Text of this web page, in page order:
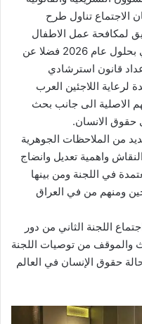
الاجتماع تناول طرح
لمكافحة عمل الاطفال
وخاصة اسوء اشكاله في العالم العربي بحلول عام 2026 فضلا عن
قانون استرشادي
لرعاية اللاجئين العرب
الاصلية الى جانب بحث
حقوق الانسان.
من الملاحظات الجوهرية
واهمية تعديل وانضاج
في اللجنة ومن بينها
ومنهم من في العراق
اللجنة الثاني من دور
والموقف من توصيات اللجنة
حقوق الإنسان في العالم